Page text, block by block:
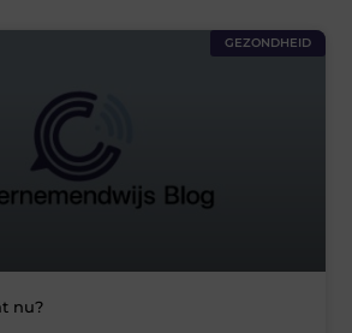
GEZONDHEID
nu?